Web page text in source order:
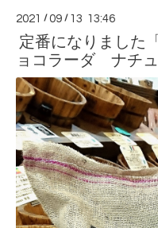
2021 /09 / 13 13:46
定番になりまし
ョコラーダ ナチュ